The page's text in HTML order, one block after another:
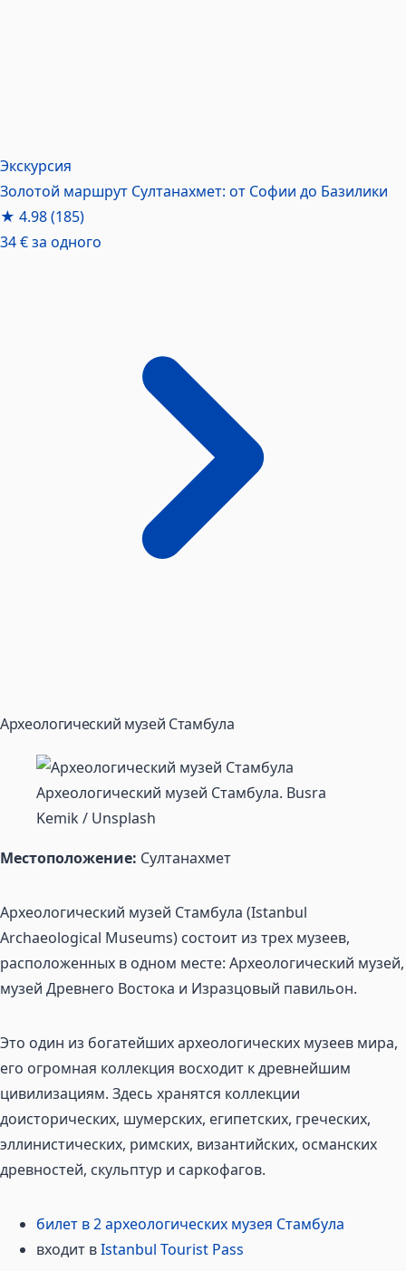
Экскурсия
Золотой маршрут Султанахмет: от Софии до Базилики
★ 4.98(185)
34 €за одного
Археологический музей Стамбула
Археологический музей Стамбула. Busra
Kemik / Unsplash
Местоположение: Султанахмет
Археологический музей Стамбула (Istanbul
Archaeological Museums) состоит из трех музеев,
расположенных в одном месте: Археологический музей,
музей Древнего Востока и Изразцовый павильон.
Это один из богатейших археологических музеев мира,
его огромная коллекция восходит к древнейшим
цивилизациям. Здесь хранятся коллекции
доисторических, шумерских, египетских, греческих,
эллинистических, римских, византийских, османских
древностей, скульптур и саркофагов.
билет в 2 археологических музея Стамбула
входит вIstanbul Tourist Pass